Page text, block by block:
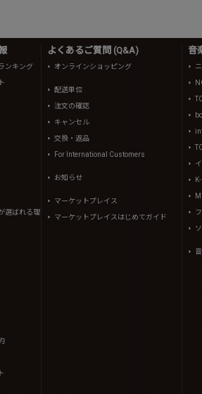
ンキング
選ばれる理
よくあるご質問 (Q&A)
オンラインショッピング
配送単位
注文の確認
キャンセル
交換・返品
For International Customers
お知らせ
マーケットプレイス
マーケットプレイスはじめてガイド
音